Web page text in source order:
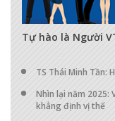
Tự hào là Người
TS Thái Minh Tần:
Nhìn lại năm 2025:
khẳng định vị thế